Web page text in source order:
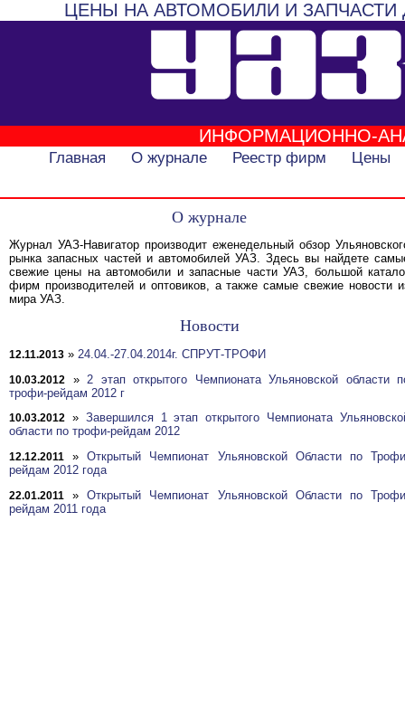
ЦЕНЫ НА АВТОМОБИЛИ И
ИНФОРМАЦИОННО-
Главная О журнале Реестр фирм Цены
О журнале
Журнал УАЗ-Навигатор производит еженедельный обзор
рынка запасных частей и автомобилей УАЗ. Здесь вы найдете
свежие цены на автомобили и запасные части УАЗ, большой
фирм производителей и оптовиков, а также самые свежие новости
мира УАЗ.
Новости
12.11.2013 » 24.04.-27.04.2014г. СПРУТ-ТРОФИ
10.03.2012 » 2 этап открытого Чемпионата Ульяновской области
трофи-рейдам 2012 г
10.03.2012 » Завершился 1 этап открытого Чемпионата
области по трофи-рейдам 2012
12.12.2011 »Открытый Чемпионат Ульяновской Области по
рейдам 2012 года
22.01.2011 »Открытый Чемпионат Ульяновской Области по
рейдам 2011 года